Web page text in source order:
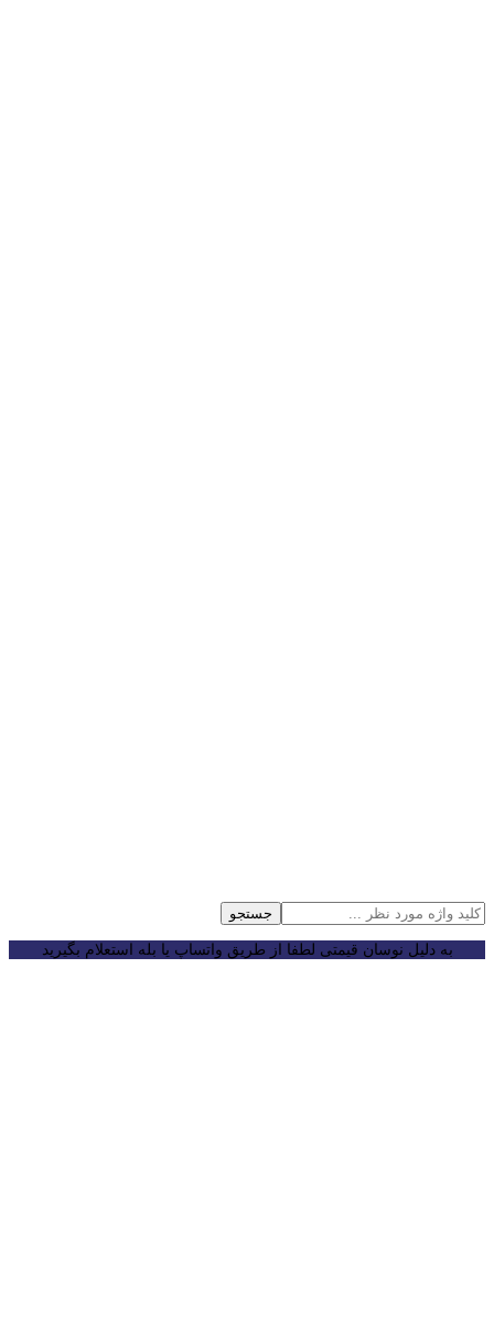
جستجو
به دلیل نوسان قیمتی لطفا از طریق واتساپ یا بله استعلام بگیرید